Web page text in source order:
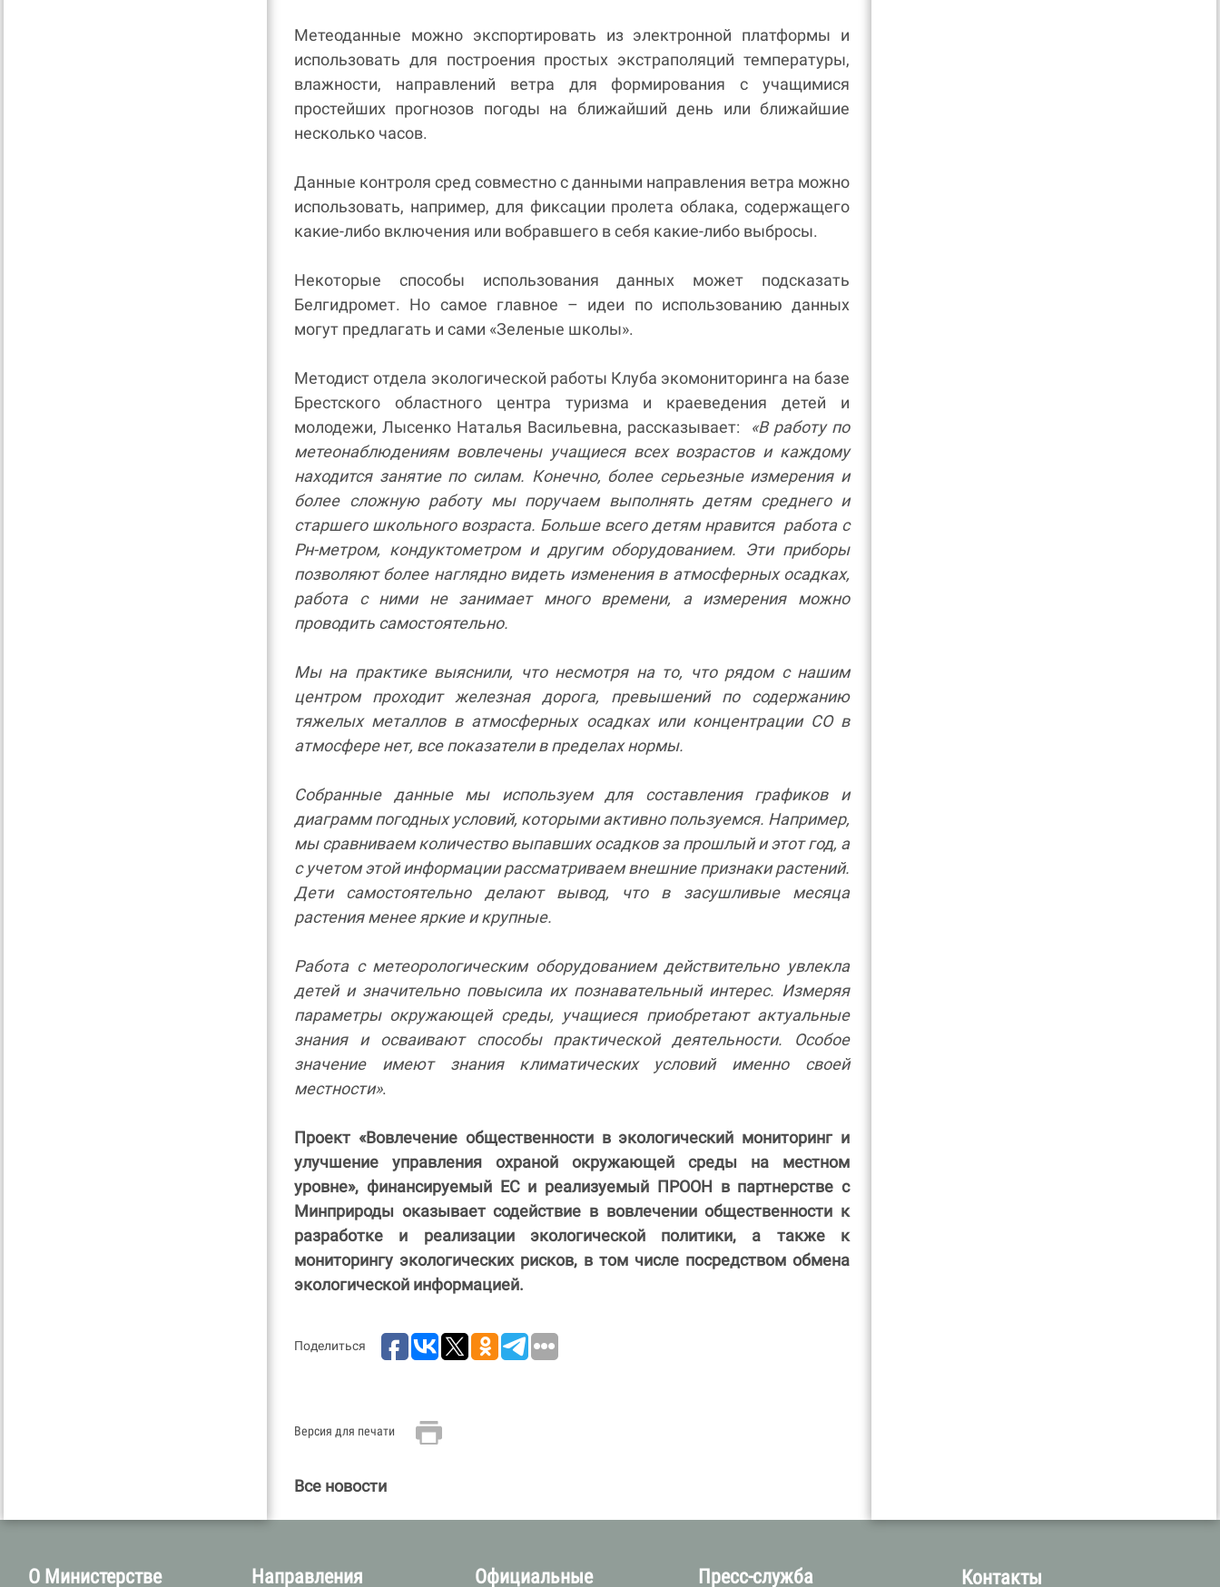
Метеоданные можно экспортировать из электронной платформы и
использовать для построения простых экстраполяций температуры,
влажности, направлений ветра для формирования с учащимися
простейших прогнозов погоды на ближайший день или ближайшие
несколько часов.
Данные контроля сред совместно с данными направления ветра можно
использовать, например, для фиксации пролета облака, содержащего
какие-либо включения или вобравшего в себя какие-либо выбросы.
Некоторые способы использования данных может подсказать
Белгидромет. Но самое главное – идеи по использованию данных
могут предлагать и сами «Зеленые школы».
Методист отдела экологической работы Клуба экомониторинга на базе
Брестского областного центра туризма и краеведения детей и
молодежи, Лысенко Наталья Васильевна, рассказывает: «В работу по
метеонаблюдениям вовлечены учащиеся всех возрастов и каждому
находится занятие по силам. Конечно, более серьезные измерения и
более сложную работу мы поручаем выполнять детям среднего и
старшего школьного возраста. Больше всего детям нравится работа с
Рн-метром, кондуктометром и другим оборудованием. Эти приборы
позволяют более наглядно видеть изменения в атмосферных осадках,
работа с ними не занимает много времени, а измерения можно
проводить самостоятельно.
Мы на практике выяснили, что несмотря на то, что рядом с нашим
центром проходит железная дорога, превышений по содержанию
тяжелых металлов в атмосферных осадках или концентрации СО в
атмосфере нет, все показатели в пределах нормы.
Собранные данные мы используем для составления графиков и
диаграмм погодных условий, которыми активно пользуемся. Например,
мы сравниваем количество выпавших осадков за прошлый и этот год, а
с учетом этой информации рассматриваем внешние признаки растений.
Дети самостоятельно делают вывод, что в засушливые месяца
растения менее яркие и крупные.
Работа с метеорологическим оборудованием действительно увлекла
детей и значительно повысила их познавательный интерес. Измеряя
параметры окружающей среды, учащиеся приобретают актуальные
знания и осваивают способы практической деятельности. Особое
значение имеют знания климатических условий именно своей
местности».
Проект «Вовлечение общественности в экологический мониторинг и
улучшение управления охраной окружающей среды на местном
уровне», финансируемый ЕС и реализуемый ПРООН в партнерстве с
Минприроды оказывает содействие в вовлечении общественности к
разработке и реализации экологической политики, а также к
мониторингу экологических рисков, в том числе посредством обмена
экологической информацией.
Поделиться
Версия для печати
Все новости
О Министерстве Направления Официальные Пресс-служба Контакты